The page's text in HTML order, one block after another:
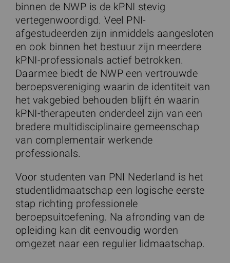
binnen de NWP is de kPNI stevig
vertegenwoordigd. Veel PNI-
afgestudeerden zijn inmiddels aangesloten
en ook binnen het bestuur zijn meerdere
kPNI-professionals actief betrokken.
Daarmee biedt de NWP een vertrouwde
beroepsvereniging waarin de identiteit van
het vakgebied behouden blijft én waarin
kPNI-therapeuten onderdeel zijn van een
bredere multidisciplinaire gemeenschap
van complementair werkende
professionals.
Voor studenten van PNI Nederland is het
studentlidmaatschap een logische eerste
stap richting professionele
beroepsuitoefening. Na afronding van de
opleiding kan dit eenvoudig worden
omgezet naar een regulier lidmaatschap.